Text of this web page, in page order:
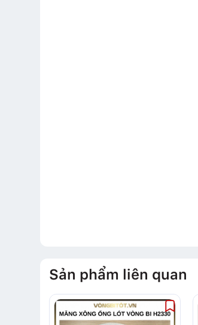
Sản phẩm liên quan